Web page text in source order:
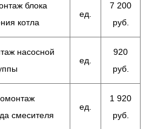
блока
котла
ед.
7 200
руб.
насосной
ед.
920
руб.
смесителя
ед.
1 920
руб.